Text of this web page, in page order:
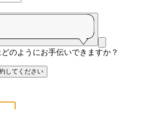
？AIに聞いてみましょう！
のようにお手伝いできますか？
してください